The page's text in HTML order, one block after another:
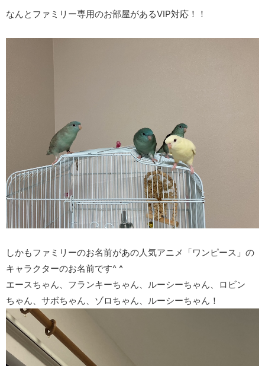
なんとファミリー専用のお部屋があるVIP対応！！
しかもファミリーのお名前があの人気アニメ「ワンピース」の
キャラクターのお名前です^ ^
エースちゃん、フランキーちゃん、ルーシーちゃん、ロビン
ちゃん、サボちゃん、ゾロちゃん、ルーシーちゃん！